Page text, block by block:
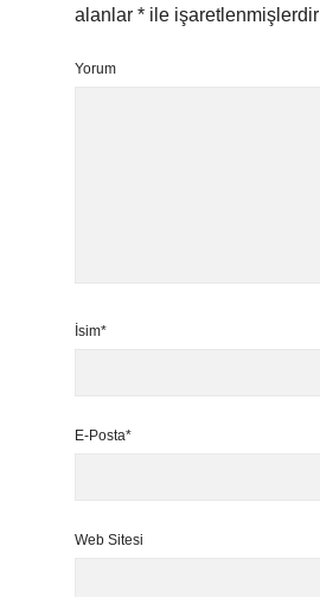
alanlar * ile işaretlenmişlerdir
Yorum
İsim*
E-Posta*
Web Sitesi